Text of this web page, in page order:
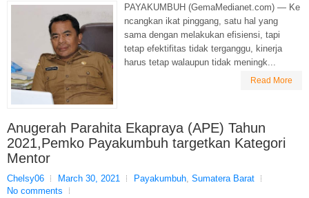
PAYAKUMBUH (GemaMedianet.com) — Ke
ncangkan ikat pinggang, satu hal yang
sama dengan melakukan efisiensi, tapi
tetap efektifitas tidak terganggu, kinerja
harus tetap walaupun tidak meningk...
Read More
Anugerah Parahita Ekapraya (APE) Tahun
2021,Pemko Payakumbuh targetkan Kategori
Mentor
Chelsy06 March 30, 2021 Payakumbuh, Sumatera Barat
No comments